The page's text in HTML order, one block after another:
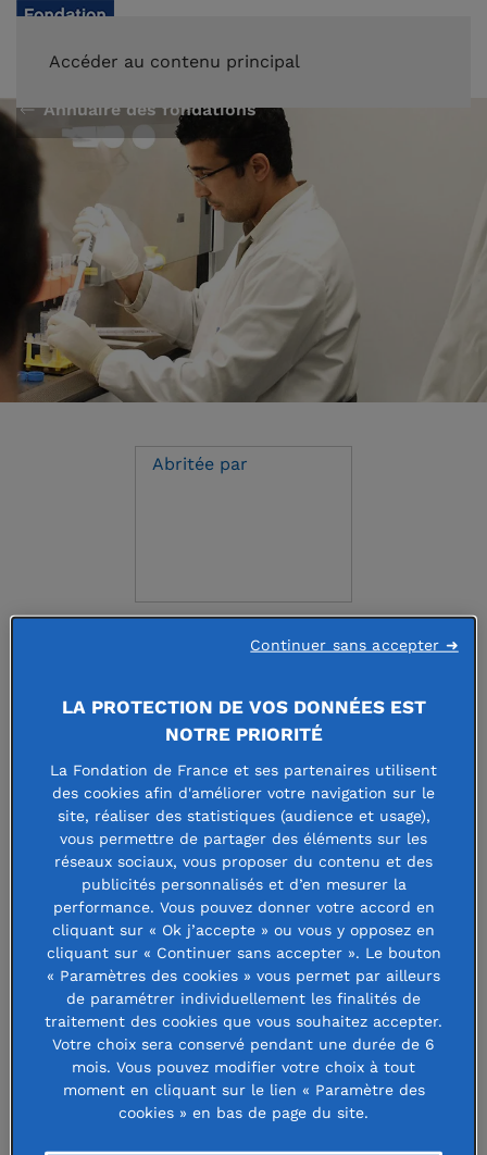
Accéder au contenu principal
Annuaire des fondations
Abritée par
FONDATION RAYMONDE
ET GUY STRITTMATTER
Faire un don à cette fondation
La Fondation Raymonde et Guy
Strittmatter agit dans le domaine de
la santé et de la recherche médicale :
elle se mobilise pour faire avancer la
connaissance sur le syndrome
d’Usher, première cause de cécité-
LA PROTECTION DE VOS DONNÉES EST
NOTRE PRIORITÉ
La Fondation de France et ses partenaires utilisent
des cookies afin d'améliorer votre navigation sur le
site, réaliser des statistiques (audience et usage),
vous permettre de partager des éléments sur les
réseaux sociaux, vous proposer du contenu et des
publicités personnalisés et d’en mesurer la
performance. Vous pouvez donner votre accord en
cliquant sur « Ok j’accepte » ou vous y opposez en
cliquant sur « Continuer sans accepter ». Le bouton
« Paramètres des cookies » vous permet par ailleurs
de paramétrer individuellement les finalités de
traitement des cookies que vous souhaitez accepter.
Votre choix sera conservé pendant une durée de 6
mois. Vous pouvez modifier votre choix à tout
moment en cliquant sur le lien « Paramètre des
cookies » en bas de page du site.
Continuer sans accepter ➜